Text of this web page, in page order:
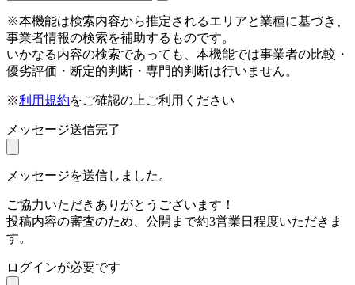
※本機能は検索内容から推定されるエリアと業種に基づき、
事業者情報の検索を補助するものです。
いかなる内容の検索であっても、本機能では事業者の比較・
優劣評価・断定的判断・専門的判断は行いません。
※利用規約をご確認の上ご利用ください
メッセージ送信完了
メッセージを送信しました。
ご協力いただきありがとうございます！
投稿内容の審査のため、公開まで約3営業日程度いただきま
す。
ログインが必要です